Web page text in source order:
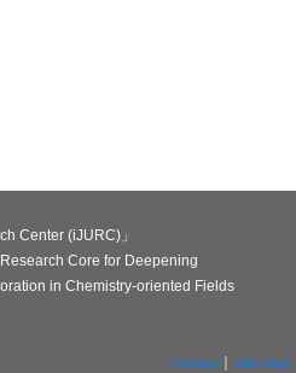
Center (iJURC)」
Core for Deepening
in Chemistry-oriented Fields
contact｜ site map